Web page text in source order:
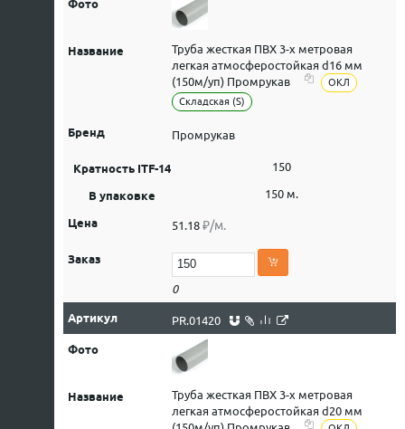
Труба жесткая ПВХ 3-х метровая
легкая атмосферостойкая d16 мм
(150м/уп) Промрукав
ОКЛ
Складская (S)
Промрукав
150
150 м.
51.18 ₽/м.
0
PR.01420
Труба жесткая ПВХ 3-х метровая
легкая атмосферостойкая d20 мм